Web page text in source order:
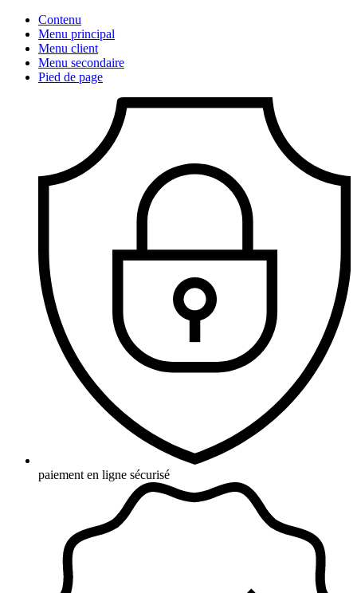
Contenu
Menu principal
Menu client
Menu secondaire
Pied de page
paiement en ligne sécurisé